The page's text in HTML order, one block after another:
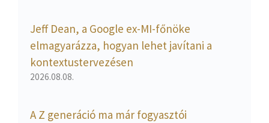
Jeff Dean, a Google ex-MI-főnöke
elmagyarázza, hogyan lehet javítani a
kontextustervezésen
2026.08.08.
A Z generáció ma már fogyasztói